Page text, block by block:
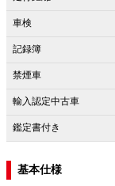
車検
記録簿
禁煙車
輸入認定中古車
鑑定書付き
基本仕様